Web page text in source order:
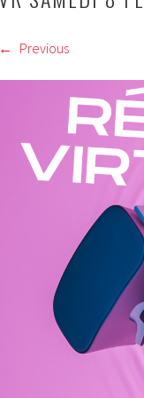
Previous